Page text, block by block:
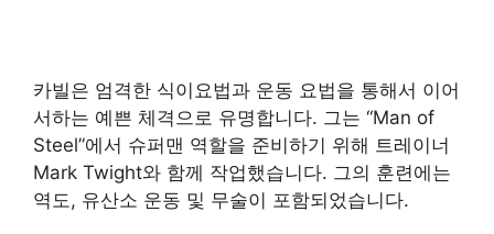
카빌은 엄격한 식이요법과 운동 요법을 통해서 이어
서하는 예쁜 체격으로 유명합니다. 그는 “Man of
Steel”에서 슈퍼맨 역할을 준비하기 위해 트레이너
Mark Twight와 함께 작업했습니다. 그의 훈련에는
역도, 유산소 운동 및 무술이 포함되었습니다.